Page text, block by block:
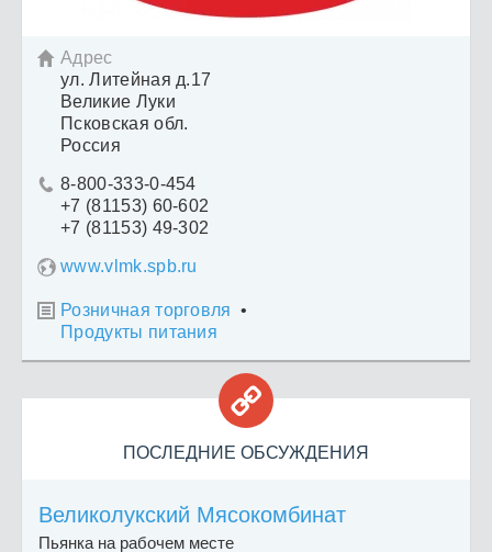
 Адрес
ул. Литейная д.17
Великие Луки
Псковская обл.
Россия
 8-800-333-0-454
+7 (81153) 60-602
+7 (81153) 49-302
www.vlmk.spb.ru
 Розничная торговля •
Продукты питания

ПОСЛЕДНИЕ ОБСУЖДЕНИЯ
Великолукский Мясокомбинат
Пьянка на рабочем месте